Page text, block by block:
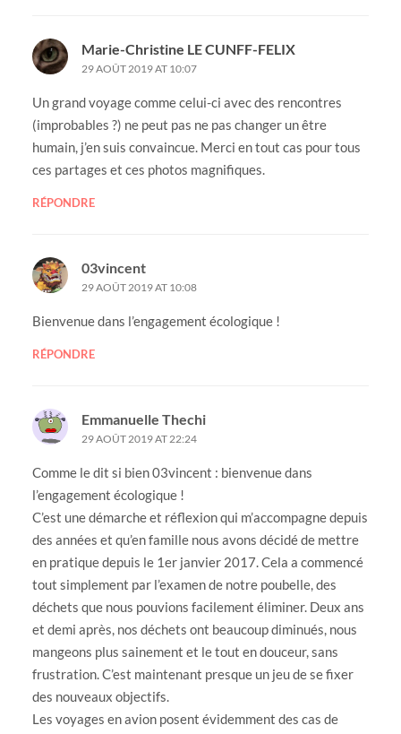
Marie-Christine LE CUNFF-FELIX
29 AOÛT 2019 AT 10:07
Un grand voyage comme celui-ci avec des rencontres
(improbables ?) ne peut pas ne pas changer un être
humain, j’en suis convaincue. Merci en tout cas pour tous
ces partages et ces photos magnifiques.
RÉPONDRE
03vincent
29 AOÛT 2019 AT 10:08
Bienvenue dans l’engagement écologique !
RÉPONDRE
Emmanuelle Thechi
29 AOÛT 2019 AT 22:24
Comme le dit si bien 03vincent : bienvenue dans
l’engagement écologique !
C’est une démarche et réflexion qui m’accompagne depuis
des années et qu’en famille nous avons décidé de mettre
en pratique depuis le 1er janvier 2017. Cela a commencé
tout simplement par l’examen de notre poubelle, des
déchets que nous pouvions facilement éliminer. Deux ans
et demi après, nos déchets ont beaucoup diminués, nous
mangeons plus sainement et le tout en douceur, sans
frustration. C’est maintenant presque un jeu de se fixer
des nouveaux objectifs.
Les voyages en avion posent évidemment des cas de